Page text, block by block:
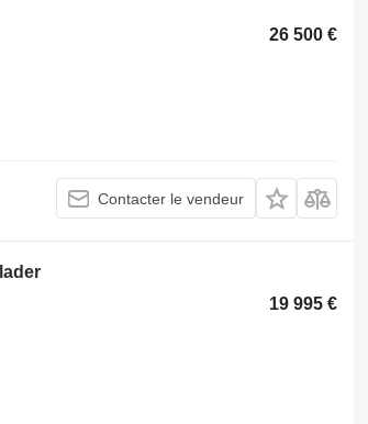
26 500 €
Contacter le vendeur
19 995 €